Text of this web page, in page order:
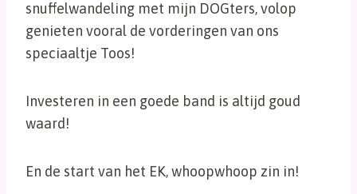
snuffelwandeling met mijn DOGters, volop
genieten vooral de vorderingen van ons
speciaaltje Toos!
Investeren in een goede band is altijd goud
waard!
En de start van het EK, whoopwhoop zin in!